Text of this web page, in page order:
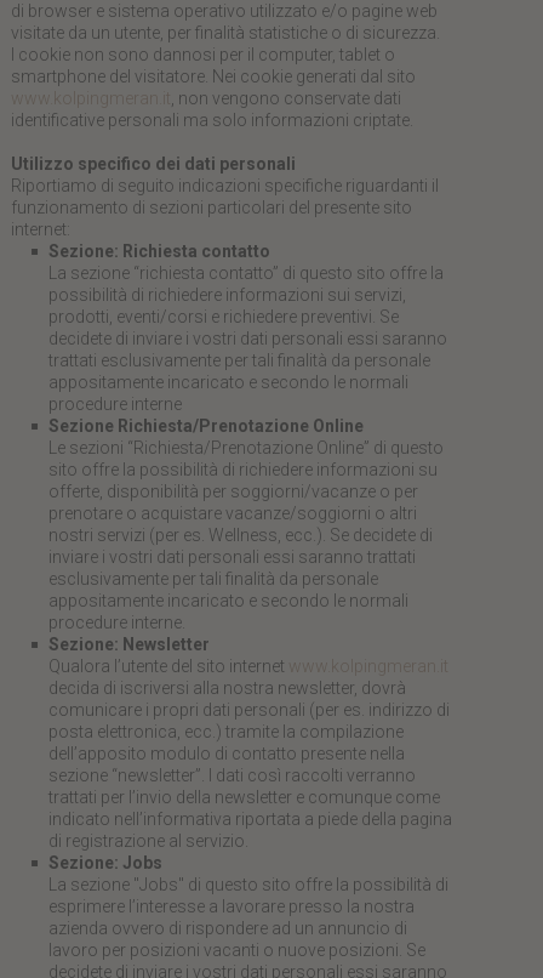
di browser e sistema operativo utilizzato e/o pagine web
visitate da un utente, per finalità statistiche o di sicurezza.
I cookie non sono dannosi per il computer, tablet o
smartphone del visitatore. Nei cookie generati dal sito
www.kolpingmeran.it , non vengono conservate dati
identificative personali ma solo informazioni criptate.
Utilizzo specifico dei dati personali
Riportiamo di seguito indicazioni specifiche riguardanti il
funzionamento di sezioni particolari del presente sito
internet:
Sezione: Richiesta contatto
La sezione “richiesta contatto” di questo sito offre la
possibilità di richiedere informazioni sui servizi,
prodotti, eventi/corsi e richiedere preventivi. Se
decidete di inviare i vostri dati personali essi saranno
trattati esclusivamente per tali finalità da personale
appositamente incaricato e secondo le normali
procedure interne
Sezione Richiesta/Prenotazione Online
Le sezioni “Richiesta/Prenotazione Online” di questo
sito offre la possibilità di richiedere informazioni su
offerte, disponibilità per soggiorni/vacanze o per
prenotare o acquistare vacanze/soggiorni o altri
nostri servizi (per es. Wellness, ecc.). Se decidete di
inviare i vostri dati personali essi saranno trattati
esclusivamente per tali finalità da personale
appositamente incaricato e secondo le normali
procedure interne.
Sezione: Newsletter
Qualora l’utente del sito internet www.kolpingmeran.it
decida di iscriversi alla nostra newsletter, dovrà
comunicare i propri dati personali (per es. indirizzo di
posta elettronica, ecc.) tramite la compilazione
dell’apposito modulo di contatto presente nella
sezione “newsletter”. I dati così raccolti verranno
trattati per l’invio della newsletter e comunque come
indicato nell’informativa riportata a piede della pagina
di registrazione al servizio.
Sezione: Jobs
La sezione "Jobs" di questo sito offre la possibilità di
esprimere l’interesse a lavorare presso la nostra
azienda ovvero di rispondere ad un annuncio di
lavoro per posizioni vacanti o nuove posizioni. Se
decidete di inviare i vostri dati personali essi saranno